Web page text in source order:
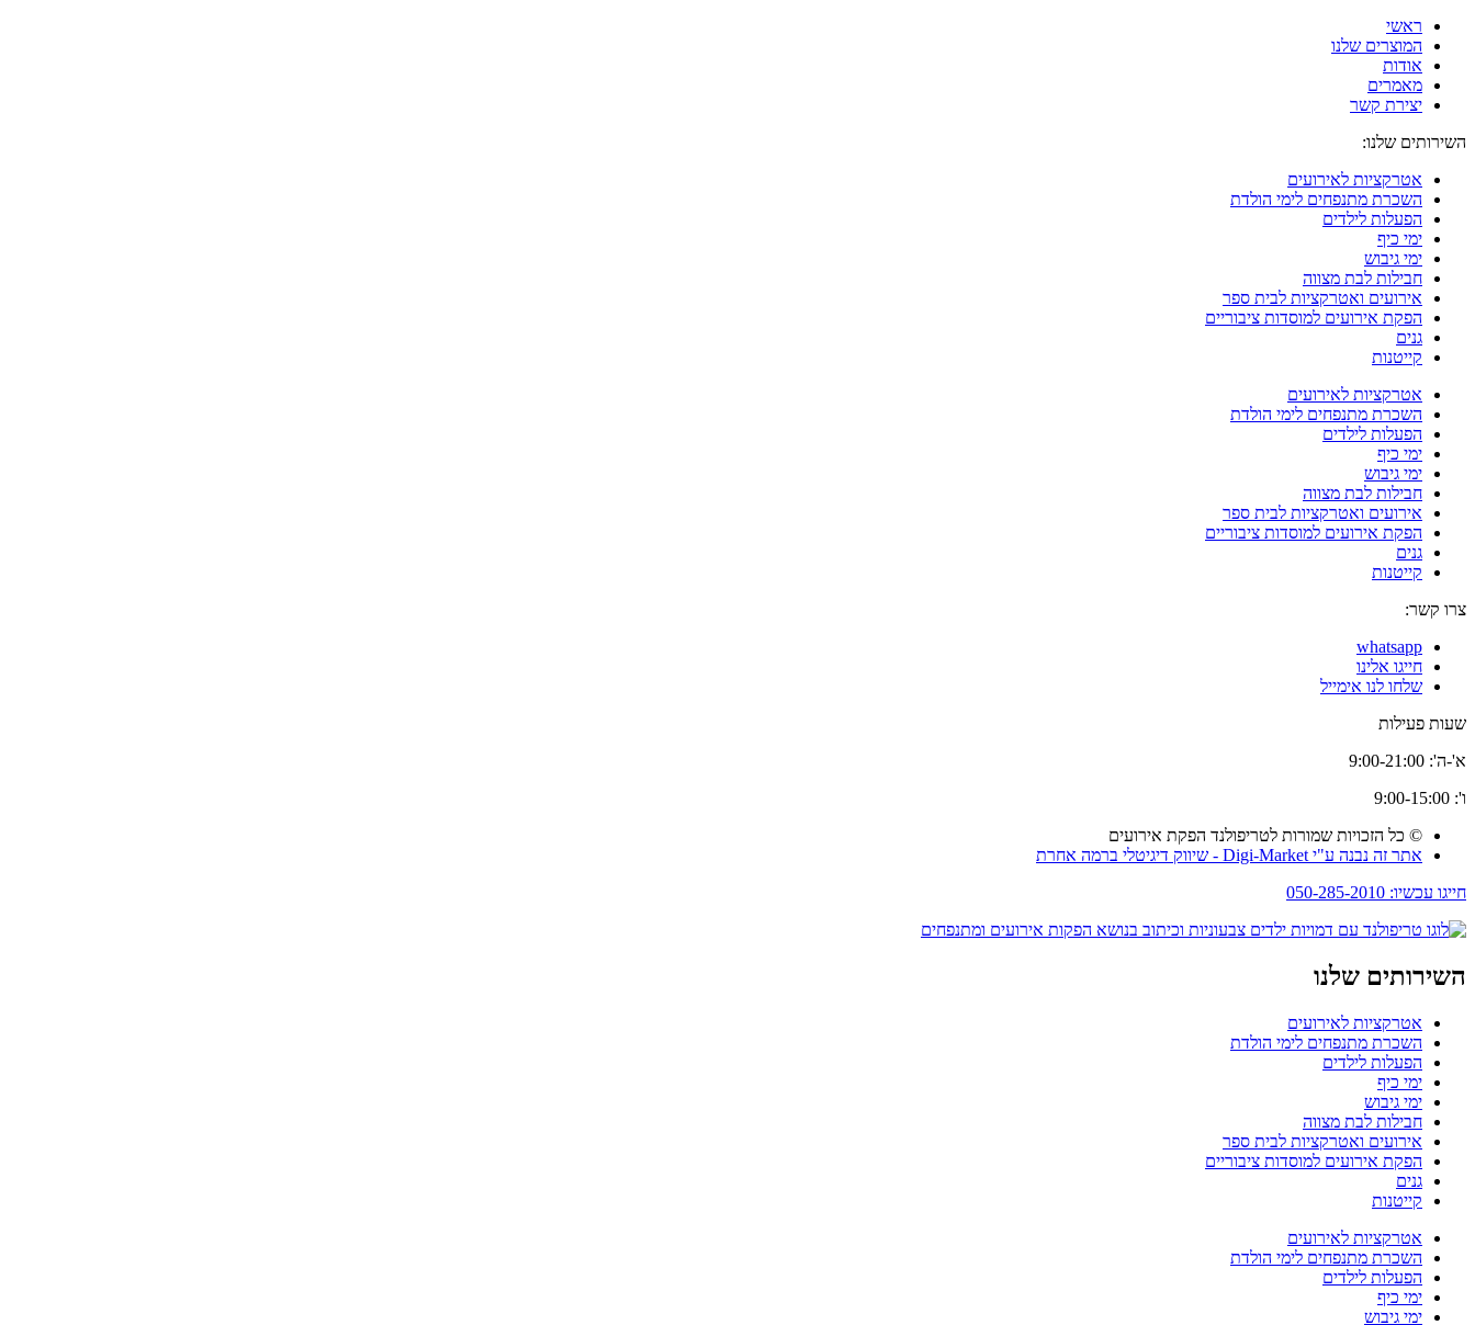
ראשי
המוצרים שלנו
אודות
מאמרים
יצירת קשר
השירותים שלנו:
אטרקציות לאירועים
השכרת מתנפחים לימי הולדת
הפעלות לילדים
ימי כיף
ימי גיבוש
חבילות לבת מצווה
אירועים ואטרקציות לבית ספר
הפקת אירועים למוסדות ציבוריים
גנים
קייטנות
אטרקציות לאירועים
השכרת מתנפחים לימי הולדת
הפעלות לילדים
ימי כיף
ימי גיבוש
חבילות לבת מצווה
אירועים ואטרקציות לבית ספר
הפקת אירועים למוסדות ציבוריים
גנים
קייטנות
צרו קשר:
whatsapp
חייגו אלינו
שלחו לנו אימייל
שעות פעילות
א'-ה': 9:00-21:00
ו': 9:00-15:00
© כל הזכויות שמורות לטריפולנד הפקת אירועים
אתר זה נבנה ע"י Digi-Market - שיווק דיגיטלי ברמה אחרת
חייגו עכשיו: 050-285-2010
השירותים שלנו
אטרקציות לאירועים
השכרת מתנפחים לימי הולדת
הפעלות לילדים
ימי כיף
ימי גיבוש
חבילות לבת מצווה
אירועים ואטרקציות לבית ספר
הפקת אירועים למוסדות ציבוריים
גנים
קייטנות
אטרקציות לאירועים
השכרת מתנפחים לימי הולדת
הפעלות לילדים
ימי כיף
ימי גיבוש